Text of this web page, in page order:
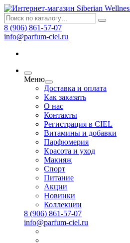
8 (906) 861-57-07
info@parfum-ciel.ru
Меню
Доставка и оплата
Как заказать
О нас
Контакты
Регистрация в CIEL
Витамины и добавки
Парфюмерия
Красота и уход
Макияж
Спорт
Питание
Акции
Новинки
Коллекции
8 (906) 861-57-07
info@parfum-ciel.ru